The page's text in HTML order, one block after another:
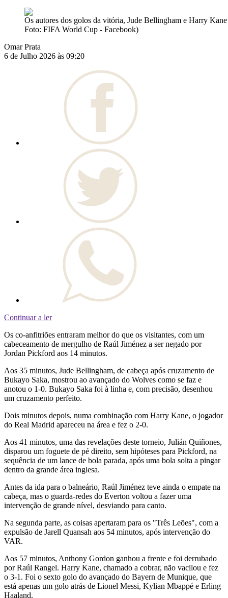
Os autores dos golos da vitória, Jude Bellingham e Harry
Foto: FIFA World Cup - Facebook)
Omar Prata
6 de Julho 2026 às 09:20
Continuar a ler
Os co-anfitriões entraram melhor do que os visitantes, com um
cabeceamento de mergulho de Raúl Jiménez a ser negado por
Jordan Pickford aos 14 minutos.
Aos 35 minutos, Jude Bellingham, de cabeça após cruzamento de
Bukayo Saka, mostrou ao avançado do Wolves como se faz e
anotou o 1-0. Bukayo Saka foi à linha e, com precisão, desenhou
um cruzamento perfeito.
Dois minutos depois, numa combinação com Harry Kane, o jogador
do Real Madrid apareceu na área e fez o 2-0.
Aos 41 minutos, uma das revelações deste torneio, Julián Quiñones,
disparou um foguete de pé direito, sem hipóteses para Pickford, na
sequência de um lance de bola parada, após uma bola solta a pingar
dentro da grande área inglesa.
Antes da ida para o balneário, Raúl Jiménez teve ainda o empate na
cabeça, mas o guarda-redes do Everton voltou a fazer uma
intervenção de grande nível, desviando para canto.
Na segunda parte, as coisas apertaram para os "Três Leões", com a
expulsão de Jarell Quansah aos 54 minutos, após intervenção do
VAR.
Aos 57 minutos, Anthony Gordon ganhou a frente e foi derrubado
por Raúl Rangel. Harry Kane, chamado a cobrar, não vacilou e fez
o 3-1. Foi o sexto golo do avançado do Bayern de Munique, que
está apenas um golo atrás de Lionel Messi, Kylian Mbappé e Erling
Haaland.